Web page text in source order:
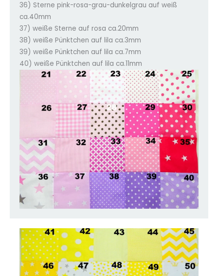
36) Sterne pink-rosa-grau-dunkelgrau auf weiß
ca.40mm
37) weiße Sterne auf rosa ca.20mm
38) weiße Pünktchen auf lila ca.3mm
39) weiße Pünktchen auf lila ca.7mm
40) weiße Pünktchen auf lila ca.11mm